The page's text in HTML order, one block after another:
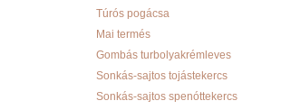
Túrós pogácsa
Mai termés
Gombás turbolyakrémleves
Sonkás-sajtos tojástekercs
Sonkás-sajtos spenóttekercs